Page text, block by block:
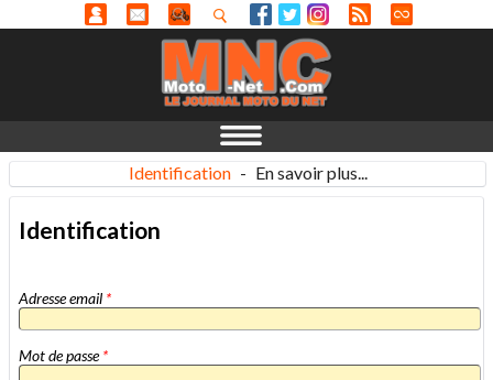
Identification - En savoir plus...
Identification
Adresse email *
Mot de passe*